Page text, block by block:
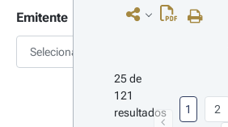
Emitente
Selecionar
25 de
121
resultados
1 2